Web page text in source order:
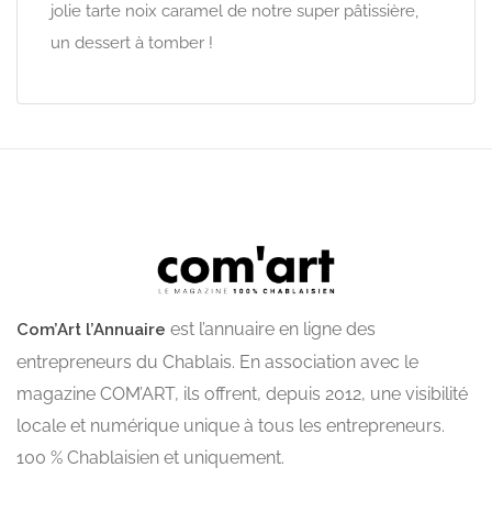
jolie tarte noix caramel de notre super pâtissière,
un dessert à tomber !
Com’Art l’Annuaire est l’annuaire en ligne des
entrepreneurs du Chablais. En association avec le
magazine COM’ART, ils offrent, depuis 2012, une visibilité
locale et numérique unique à tous les entrepreneurs.
100 % Chablaisien et uniquement.